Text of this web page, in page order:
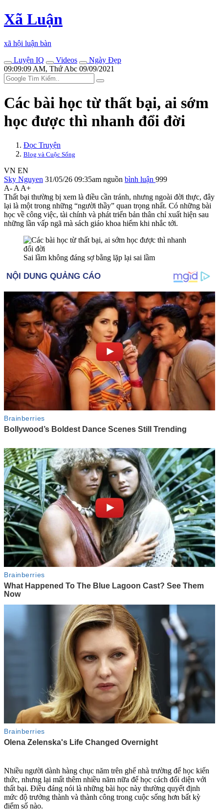
Xã Luận
xã hội luận bàn
Luyện IQ
Videos
Ngày Đẹp
09:09:09 AM, Thứ Abc 09/09/2021
Các bài học từ thất bại, ai sớm
học được thì nhanh đổi đời
Đọc Truyện
Blog và Cuộc Sống
VN EN
Sky Nguyen 31/05/26 09:35am nguồn bình luận 999
A- A A+
Thất bại thường bị xem là điều cần tránh, nhưng ngoài đời thực, đây
lại là một trong những “người thầy” quan trọng nhất. Có những bài
học về công việc, tài chính và phát triển bản thân chỉ xuất hiện sau
những lần vấp ngã mà sách giáo khoa hiếm khi nhắc tới.
Sai lầm không đáng sợ bằng lặp lại sai lầm
Nhiều người dành hàng chục năm trên ghế nhà trường để học kiến
thức, nhưng lại mất thêm nhiều năm nữa để học cách đối diện với
thất bại. Điều đáng nói là những bài học này thường quyết định
mức độ trưởng thành và thành công trong cuộc sống hơn bất kỳ
điểm số nào.